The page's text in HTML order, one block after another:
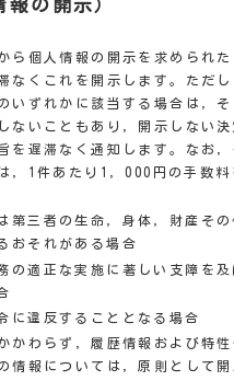
の開示）
ら個人情報の開示を求められた
なくこれを開示します。ただし
いずれかに該当する場合は，そ
ないこともあり，開示しない決
を遅滞なく通知します。なお，
，1件あたり1，000円の手数料
第三者の生命，身体，財産その
おそれがある場合
の適正な実施に著しい支障を及
に違反することとなる場合
かわらず，履歴情報および特性
情報については，原則として開